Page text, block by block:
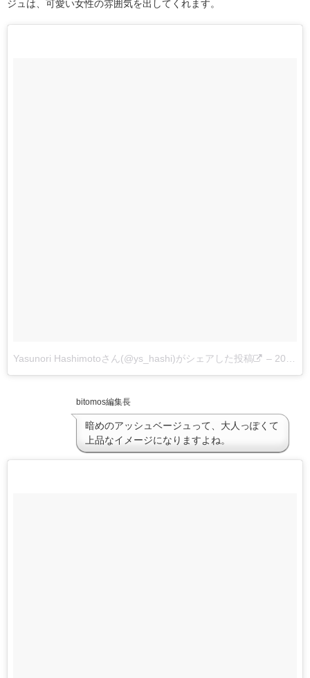
ジュは、可愛い女性の雰囲気を出してくれます。
Yasunori Hashimotoさん(@ys_hashi)がシェアした投稿 – 2017 8月 30 4:11午前 PDT
bitomos編集長
暗めのアッシュベージュって、大人っぽくて
上品なイメージになりますよね。